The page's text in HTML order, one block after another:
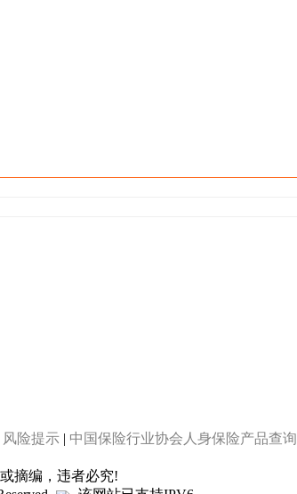
风险提示 | 中国保险行业协会人身保险产品查询
摘编，违者必究!